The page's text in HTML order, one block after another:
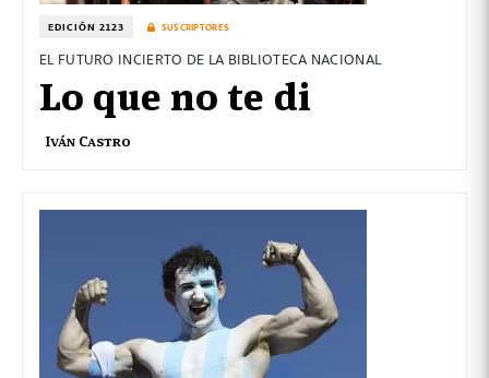
EDICIÓN 2123 SUSCRIPTORES
EL FUTURO INCIERTO DE LA BIBLIOTECA NACIONAL
Lo que no te di
Iván Castro